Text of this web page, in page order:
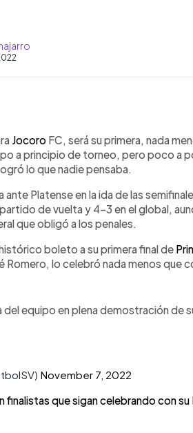
Jocoro FC, será su primera, nada
a principio de torneo, pero poco a
lo que nadie pensaba.
Platense en la ida de las
de vuelta y 4-3 en el global,
que obligó a los penales.
boleto a su primera final de
Romero, lo celebró nada menos que
del equipo en plena demostración de
November 7, 2022
finalistas que sigan celebrando con